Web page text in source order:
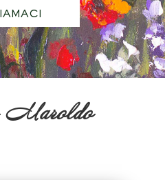
Maroldo